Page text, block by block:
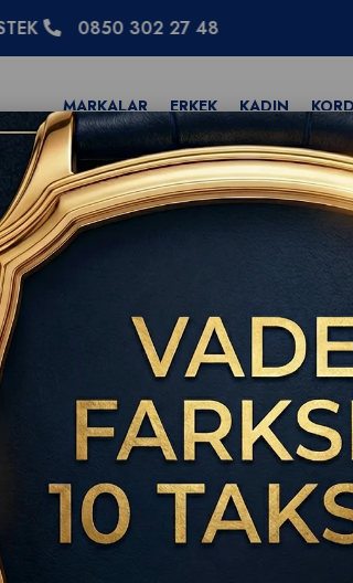
302 27 48 VADE
MARKALAR ERKEK KADIN
Expedition 37mm Kol Saati H70225910
Kol
(0)
WhatsApp
Hamilton